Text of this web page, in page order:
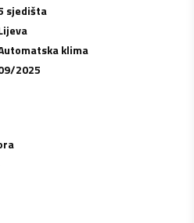
sjedišta
klima
2025